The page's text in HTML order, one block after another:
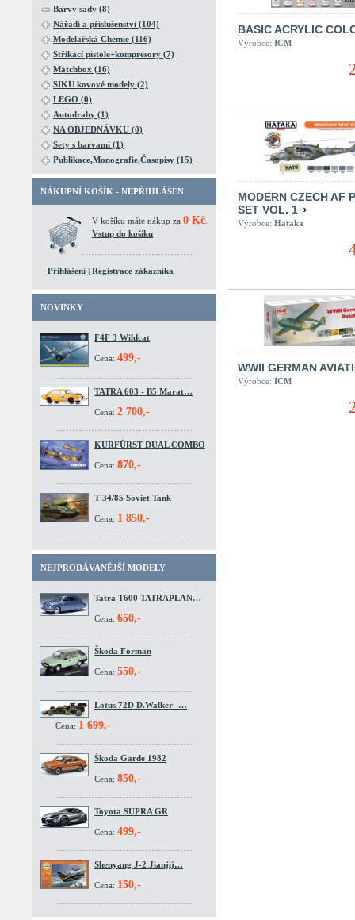
Barvy sady (8)
Nářadí a příslušenství (104)
Modelařská Chemie (116)
Stříkací pistole+kompresory (7)
Matchbox (16)
SIKU kovové modely (2)
LEGO (0)
Autodrahy (1)
NA OBJEDNÁVKU (0)
Sety s barvami (1)
Publikace,Monografie,Časopisy (15)
NÁKUPNÍ KOŠÍK - NEPŘIHLÁŠEN
V košíku máte nákup za 0 Kč
Vstup do košíku
Přihlášení | Registrace zákazníka
NOVINKY
F4F 3 Wildcat
Cena: 499,-
TATRA 603 - B5 Marat…
Cena: 2 700,-
KURFÜRST DUAL COMBO
Cena: 870,-
T 34/85 Soviet Tank
Cena: 1 850,-
NEJPRODÁVANĚJŠÍ MODELY
Tatra T600 TATRAPLAN…
Cena: 650,-
Škoda Forman
Cena: 550,-
Lotus 72D D.Walker -…
Cena: 1 699,-
Škoda Garde 1982
Cena: 850,-
Toyota SUPRA GR
Cena: 499,-
Shenyang J-2 Jianjij…
Cena: 150,-
BASIC ACRYLIC
Výrobce: ICM
MODERN CZECH AF
SET VOL. 1
Výrobce: Hataka
WWII GERMAN
Výrobce: ICM